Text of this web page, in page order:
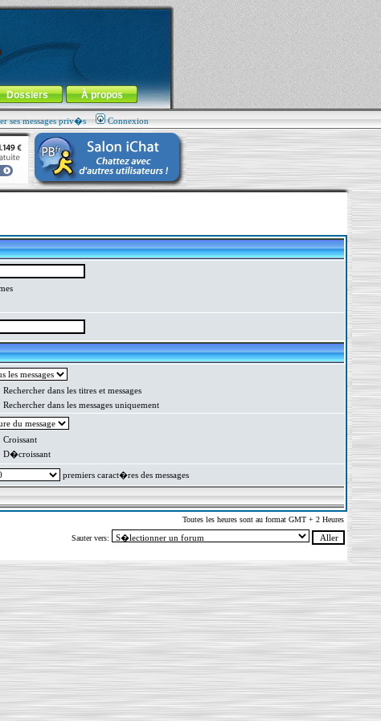
Dossiers À propos
ses messages priv�s Connexion
Rechercher dans les titres et messages
Rechercher dans les messages uniquement
Croissant
D�croissant
premiers caract�res des messages
Toutes les heures sont au format GMT + 2 Heures
Sauter vers: